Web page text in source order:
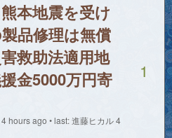
本地震を受け
品修理は無償
救助法適用地
金5000万円寄
hours ago • last: 進藤ヒカル 4
1